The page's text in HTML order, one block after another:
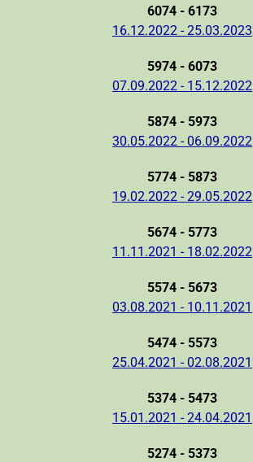
6074 - 6173
16.12.2022 - 25.03.2023
5974 - 6073
07.09.2022 - 15.12.2022
5874 - 5973
30.05.2022 - 06.09.2022
5774 - 5873
19.02.2022 - 29.05.2022
5674 - 5773
11.11.2021 - 18.02.2022
5574 - 5673
03.08.2021 - 10.11.2021
5474 - 5573
25.04.2021 - 02.08.2021
5374 - 5473
15.01.2021 - 24.04.2021
5274 - 5373